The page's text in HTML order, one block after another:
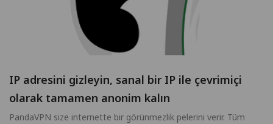
IP adresini gizleyin, sanal bir IP ile çevrimiçi
olarak tamamen anonim kalın
PandaVPN size internette bir görünmezlik pelerini verir. Tüm